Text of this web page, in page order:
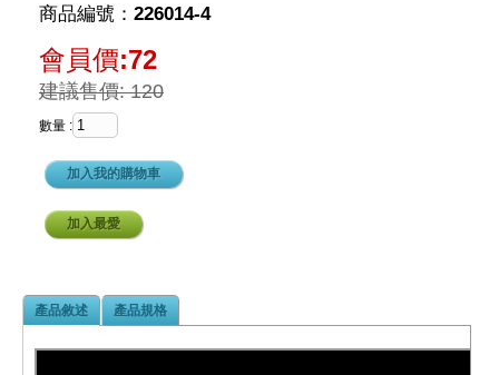
商品編號：226014-4
會員價:72
建議售價: 120
數量 :
加入我的購物車
加入最愛
產品敘述 產品規格